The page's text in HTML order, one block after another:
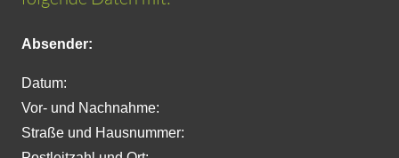
Absender:
Datum:
Vor- und Nachnahme:
Straße und Hausnummer: